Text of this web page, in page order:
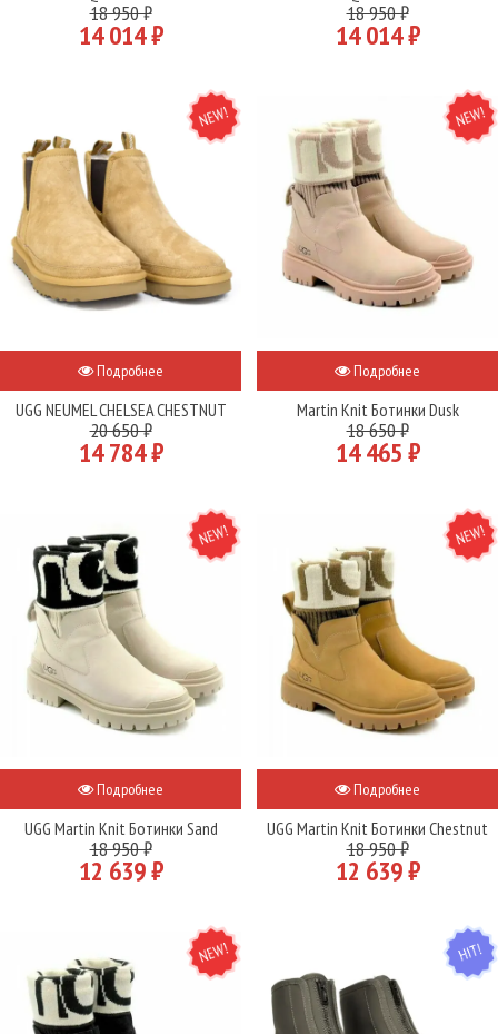
18 950 ₽
14 014 ₽
18 950 ₽
14 014 ₽
NEW
Подробнее
UGG NEUMEL CHELSEA CHESTNUT
20 650 ₽
14 784 ₽
NEW
Подробнее
Martin Knit Ботинки Dusk
18 650 ₽
14 465 ₽
NEW
Подробнее
UGG Martin Knit Ботинки Sand
18 950 ₽
12 639 ₽
NEW
Подробнее
UGG Martin Knit Ботинки Chestnut
18 950 ₽
12 639 ₽
NEW HIT